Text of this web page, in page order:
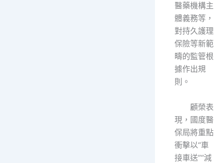
醫藥機構主
體義務等，
對持久護理
保險等新範
疇的監管根
據作出規
則。
顧榮表
現，國度醫
保局將重點
衝擊以“車
接車送”“減